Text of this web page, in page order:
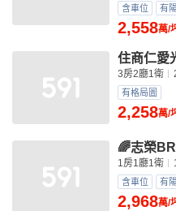
含車位 有
2,558萬/
住商仁愛
3房2廳1衛
有格局圖
2,258萬/
🌈志榮
1房1廳1衛
含車位 有
2,968萬/